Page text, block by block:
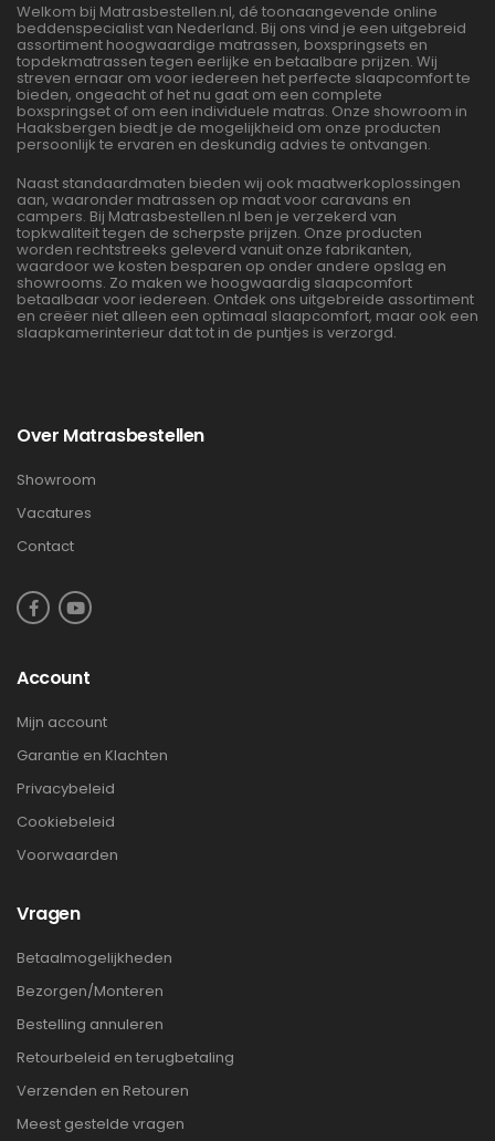
Welkom bij Matrasbestellen.nl, dé toonaangevende online
beddenspecialist van Nederland. Bij ons vind je een uitgebreid
assortiment hoogwaardige matrassen, boxspringsets en
topdekmatrassen tegen eerlijke en betaalbare prijzen. Wij
streven ernaar om voor iedereen het perfecte slaapcomfort te
bieden, ongeacht of het nu gaat om een complete
boxspringset of om een individuele matras. Onze showroom in
Haaksbergen biedt je de mogelijkheid om onze producten
persoonlijk te ervaren en deskundig advies te ontvangen.
Naast standaardmaten bieden wij ook maatwerkoplossingen
aan, waaronder matrassen op maat voor caravans en
campers. Bij Matrasbestellen.nl ben je verzekerd van
topkwaliteit tegen de scherpste prijzen. Onze producten
worden rechtstreeks geleverd vanuit onze fabrikanten,
waardoor we kosten besparen op onder andere opslag en
showrooms. Zo maken we hoogwaardig slaapcomfort
betaalbaar voor iedereen. Ontdek ons uitgebreide assortiment
en creëer niet alleen een optimaal slaapcomfort, maar ook een
slaapkamerinterieur dat tot in de puntjes is verzorgd.
Over Matrasbestellen
Showroom
Vacatures
Contact
Account
Mijn account
Garantie en Klachten
Privacybeleid
Cookiebeleid
Voorwaarden
Vragen
Betaalmogelijkheden
Bezorgen/Monteren
Bestelling annuleren
Retourbeleid en terugbetaling
Verzenden en Retouren
Meest gestelde vragen